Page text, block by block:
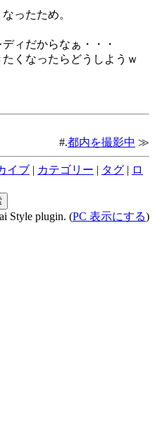
ったため。
ィだからなぁ・・・
くなったらどうしようｗ
#.都内を撮影中 ≫
イブ | カテゴリー | タグ | ロ
Style plugin. (PC 表示にする)